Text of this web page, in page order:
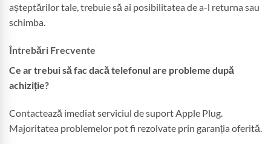
așteptărilor tale, trebuie să ai posibilitatea de a-l returna sau
schimba.
Întrebări Frecvente
Ce ar trebui să fac dacă telefonul are probleme după
achiziție?
Contactează imediat serviciul de suport Apple Plug.
Majoritatea problemelor pot fi rezolvate prin garanția oferită.